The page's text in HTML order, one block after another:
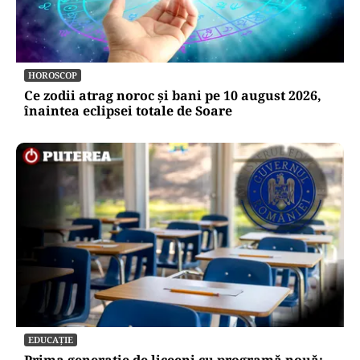
HOROSCOP
Ce zodii atrag noroc și bani pe 10 august 2026,
înaintea eclipsei totale de Soare
EDUCAȚIE